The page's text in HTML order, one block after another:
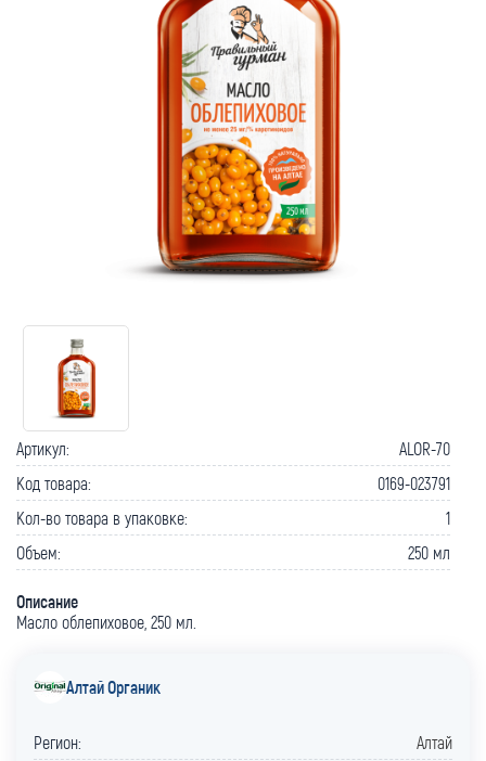
Артикул:
ALOR-70
Код товара:
0169-023791
Кол-во товара в упаковке:
1
Объем:
250 мл
Описание
Масло облепиховое, 250 мл.
Алтай Органик
Регион:
Алтай